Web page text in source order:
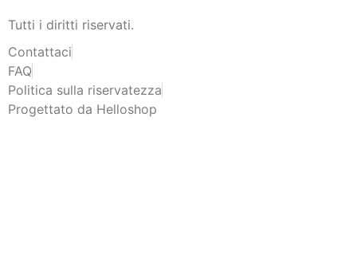
Tutti i diritti riservati.
Contattaci
FAQ
Politica sulla riservatezza
Progettato da Helloshop